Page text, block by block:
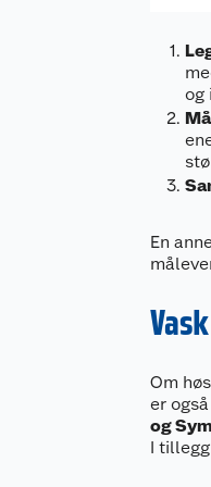
og
En
Om
er
og
I